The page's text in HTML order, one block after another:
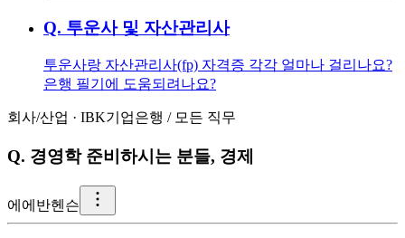
Q. 투운사 및 자산관리사
투운사랑 자산관리사(fp) 자격증 각각 얼마나 걸리나요?
은행 필기에 도움되려나요?
회사/산업 · IBK기업은행 / 모든 직무
Q. 경영학 준비하시는 분들, 경제
에 에반헨슨